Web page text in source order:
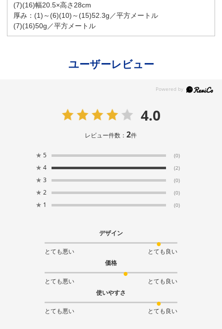
(7)(16)幅20.5×高さ28cm
厚み：(1)～(6)(10)～(15)52.3g／平方メートル
(7)(16)50g／平方メートル
ユーザーレビュー
4.0
レビュー件数：2件
★ 5 (0)
★ 4 (2)
★ 3 (0)
★ 2 (0)
★ 1 (0)
デザイン
とても悪い
とても良い
価格
とても悪い
とても良い
使いやすさ
とても悪い とても良い